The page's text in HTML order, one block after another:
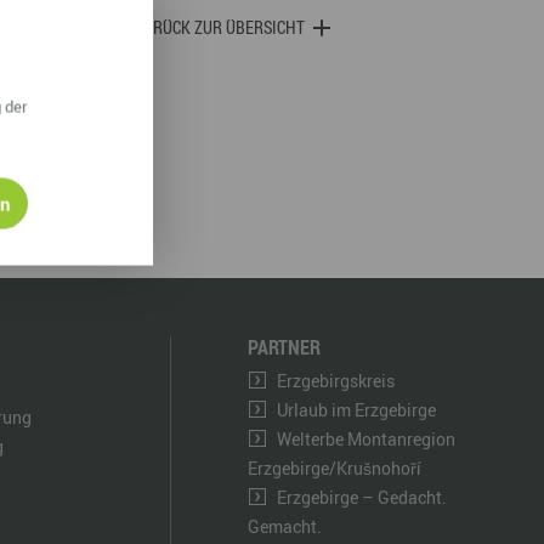
Radrouten
Wegewarte
ZURÜCK ZUR ÜBERSICHT
PARTNER
Erzgebirgskreis
Urlaub im Erzgebirge
Welterbe Montanregion
Erzgebirge/Krušnohoří
Erzgebirge – Gedacht.
Gemacht.
der